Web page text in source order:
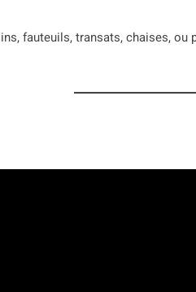
fauteuils, transats, chaises, ou